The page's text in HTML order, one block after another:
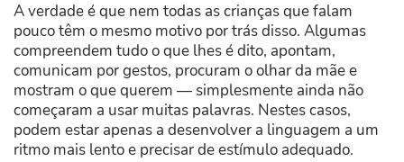
A verdade é que nem todas as crianças que falam
pouco têm o mesmo motivo por trás disso. Algumas
compreendem tudo o que lhes é dito, apontam,
comunicam por gestos, procuram o olhar da mãe e
mostram o que querem — simplesmente ainda não
começaram a usar muitas palavras. Nestes casos,
podem estar apenas a desenvolver a linguagem a um
ritmo mais lento e precisar de estímulo adequado.